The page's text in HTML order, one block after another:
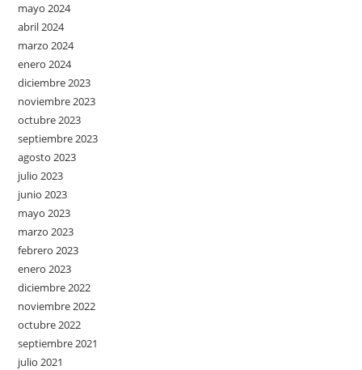
mayo 2024
abril 2024
marzo 2024
enero 2024
diciembre 2023
noviembre 2023
octubre 2023
septiembre 2023
agosto 2023
julio 2023
junio 2023
mayo 2023
marzo 2023
febrero 2023
enero 2023
diciembre 2022
noviembre 2022
octubre 2022
septiembre 2021
julio 2021